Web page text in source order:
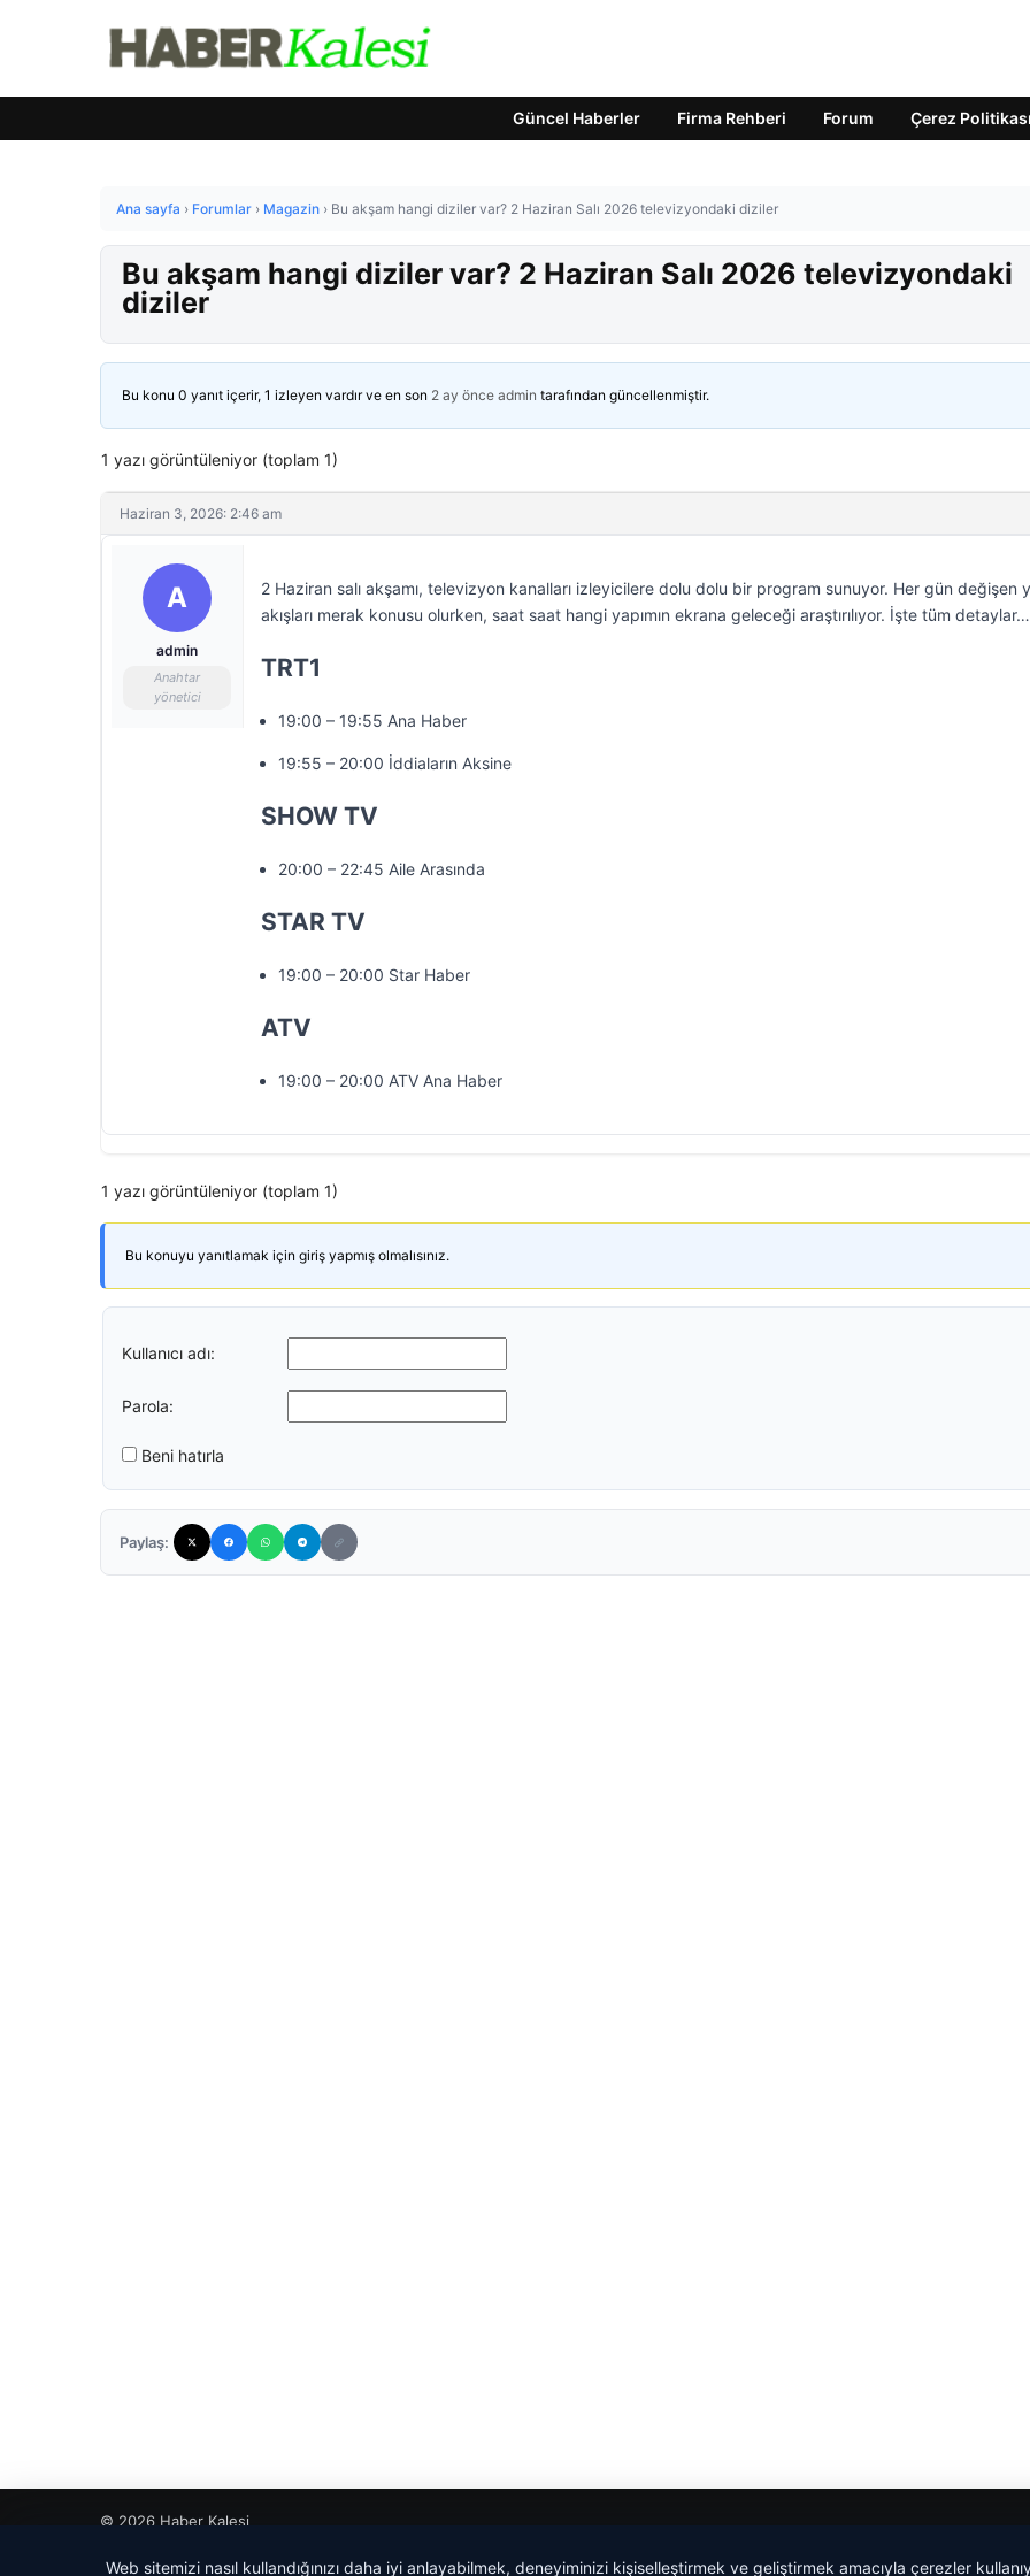
Güncel Haberler Firma Rehberi Forum Çerez Politikası
Ana sayfa › Forumlar › Magazin › Bu akşam hangi diziler var? 2 Haziran Salı 2026 televizyondaki diziler
Bu akşam hangi diziler var? 2 Haziran Salı 2026 televizyondaki
diziler
Bu konu 0 yanıt içerir, 1 izleyen vardır ve en son 2 ay önce admin tarafından güncellenmiştir.
1 yazı görüntüleniyor (toplam 1)
Haziran 3, 2026: 2:46 am
A
admin
Anahtar
yönetici
2 Haziran salı akşamı, televizyon kanalları izleyicilere dolu dolu bir program sunuyor. Her gün değişen
akışları merak konusu olurken, saat saat hangi yapımın ekrana geleceği araştırılıyor. İşte tüm detaylar…
TRT1
19:00 – 19:55 Ana Haber
19:55 – 20:00 İddiaların Aksine
SHOW TV
20:00 – 22:45 Aile Arasında
STAR TV
19:00 – 20:00 Star Haber
ATV
19:00 – 20:00 ATV Ana Haber
1 yazı görüntüleniyor (toplam 1)
Bu konuyu yanıtlamak için giriş yapmış olmalısınız.
Kullanıcı adı:
Parola:
Beni hatırla
Paylaş:
© 2026 Haber Kalesi
Web sitemizi nasıl kullandığınızı daha iyi anlayabilmek, deneyiminizi kişiselleştirmek ve geliştirmek amacıyla çerezler